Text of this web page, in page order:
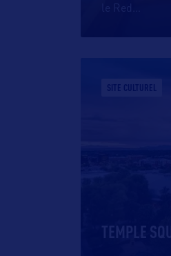
le Red
SITE CULTUREL
TEMPLE